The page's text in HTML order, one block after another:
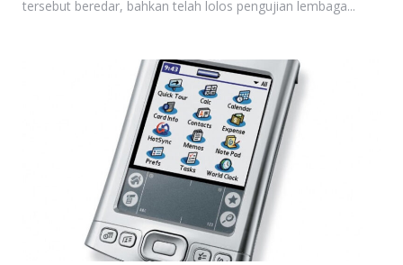
tersebut beredar, bahkan telah lolos pengujian lembaga...